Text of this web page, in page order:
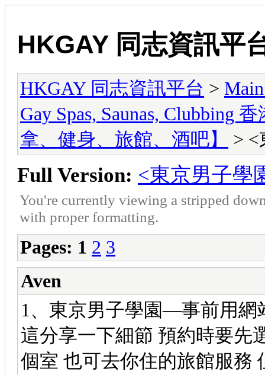
HKGAY 同志資訊平
HKGAY 同志資訊平台 >
Gay Spas, Saunas, Clubbing
拿、健身、旅館、酒吧】
> <
Full Version: <東京男子學
You're currently viewing a stripped
with proper formatting.
Pages: 1 2 3
Aven
1、東京男子學園—事前用網
這分享一下細節 預約時要先
個室 也可去你住的旅館服務